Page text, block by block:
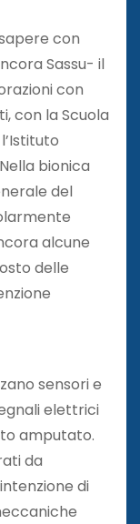
con
Sassu- il
con
con la Scuola
bionica
del
alcune
delle
sensori e
elettrici
amputato.
da
di